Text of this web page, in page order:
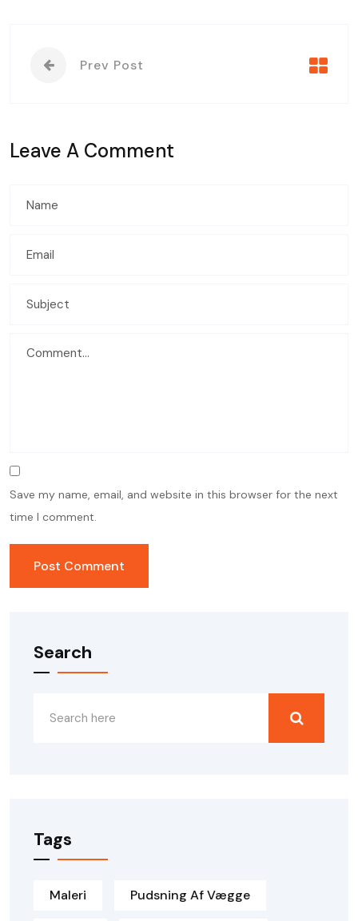
Prev Post
Leave A Comment
Save my name, email, and website in this browser for the next
time I comment.
Search
Tags
Maleri Pudsning Af Vægge